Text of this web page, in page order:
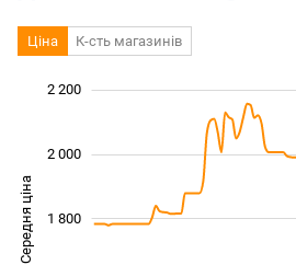
Ціна К-сть магазинів
Середня ціна 1 500
1 800
2 000
2 200